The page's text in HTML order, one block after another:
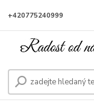
+420775240999